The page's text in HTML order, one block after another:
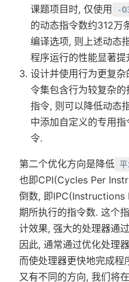
课题项目时, 仅使用
-
的动态指令数约312万
编译选项, 则上述动态
程序运行的性能显著提
设计并使用行为更复
令集包含行为较复杂
指令, 则可以降低动态
中添加自定义的专用
令.
第二个优化方向是降低
也即CPI(Cycles Per
倒数, 即IPC(Instructions
期所执行的指令数. 这个
计效果, 强大的处理器通
因此, 通常通过优化处理
而使处理器更快地完成程
又有不同的方向, 我们将